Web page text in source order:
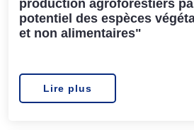
production agroforestiers
potentiel des espèces
et non alimentaires"
Lire plus